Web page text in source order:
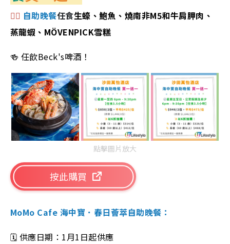
👉🏻 自助晚餐任食生蠔、鮑魚、燒南非M5和牛肩胛肉、
蒸龍蝦、MÖVENPICK雪糕
🍻 任飲Beck's啤酒！
點擊圖片放大
按此購買
MoMo Cafe 海中寶．春日薈萃自助晚餐：
🗓️ 供應日期：1月1日起供應